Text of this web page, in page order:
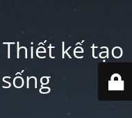
Thiết kế tạo